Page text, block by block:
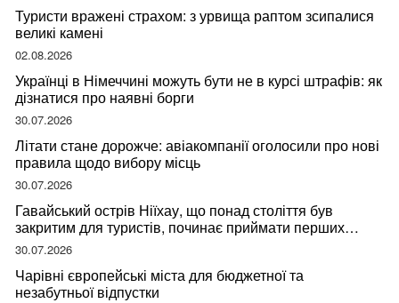
Туристи вражені страхом: з урвища раптом зсипалися
великі камені
02.08.2026
Українці в Німеччині можуть бути не в курсі штрафів: як
дізнатися про наявні борги
30.07.2026
Літати стане дорожче: авіакомпанії оголосили про нові
правила щодо вибору місць
30.07.2026
Гавайський острів Ніїхау, що понад століття був
закритим для туристів, починає приймати перших
відвідувачів
30.07.2026
Чарівні європейські міста для бюджетної та
незабутньої відпустки